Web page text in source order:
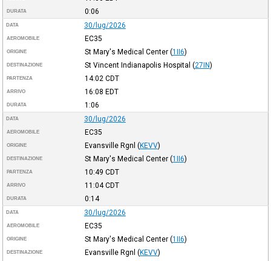
DURATA 0:06
DATA 30/lug/2026
AEROMOBILE EC35
ORIGINE St Mary's Medical Center (1II6)
DESTINAZIONE St Vincent Indianapolis Hospital (27IN)
PARTENZA 14:02 CDT
ARRIVO 16:08 EDT
DURATA 1:06
DATA 30/lug/2026
AEROMOBILE EC35
ORIGINE Evansville Rgnl (KEVV)
DESTINAZIONE St Mary's Medical Center (1II6)
PARTENZA 10:49 CDT
ARRIVO 11:04CDT
DURATA 0:14
DATA 30/lug/2026
AEROMOBILE EC35
ORIGINE St Mary's Medical Center (1II6)
DESTINAZIONE Evansville Rgnl (KEVV)